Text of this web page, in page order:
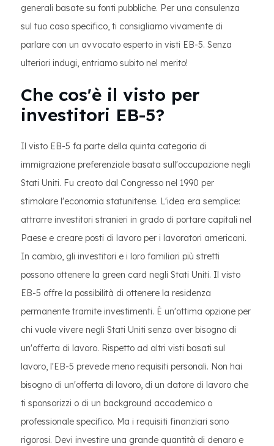
generali basate su fonti pubbliche. Per una consulenza
sul tuo caso specifico, ti consigliamo vivamente di
parlare con un avvocato esperto in visti EB-5. Senza
ulteriori indugi, entriamo subito nel merito!
Che cos'è il visto per
investitori EB-5?
Il visto EB-5 fa parte della quinta categoria di
immigrazione preferenziale basata sull'occupazione negli
Stati Uniti. Fu creato dal Congresso nel 1990 per
stimolare l'economia statunitense. L'idea era semplice:
attrarre investitori stranieri in grado di portare capitali nel
Paese e creare posti di lavoro per i lavoratori americani.
In cambio, gli investitori e i loro familiari più stretti
possono ottenere la green card negli Stati Uniti. Il visto
EB-5 offre la possibilità di ottenere la residenza
permanente tramite investimenti. È un'ottima opzione per
chi vuole vivere negli Stati Uniti senza aver bisogno di
un'offerta di lavoro. Rispetto ad altri visti basati sul
lavoro, l'EB-5 prevede meno requisiti personali. Non hai
bisogno di un'offerta di lavoro, di un datore di lavoro che
ti sponsorizzi o di un background accademico o
professionale specifico. Ma i requisiti finanziari sono
rigorosi. Devi investire una grande quantità di denaro e